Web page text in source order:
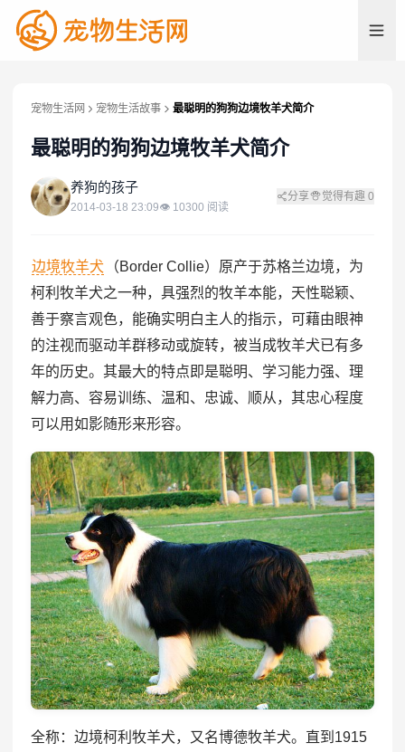
宠物生活网 宠物生活故事 最聪明的狗狗边境牧羊犬简介
最聪明的狗狗边境牧羊犬简介
养 养狗的孩子
2014-03-18 23:09👁 10300 阅读
分享 觉得有趣 0
边境牧羊犬 （Border Collie）原产于苏格兰边境，为
柯利牧羊犬之一种，具强烈的牧羊本能，天性聪颖、
善于察言观色，能确实明白主人的指示，可藉由眼神
的注视而驱动羊群移动或旋转，被当成牧羊犬已有多
年的历史。其最大的特点即是聪明、学习能力强、理
解力高、容易训练、温和、忠诚、顺从，其忠心程度
可以用如影随形来形容。
全称：边境柯利牧羊犬，又名博德牧羊犬。直到1915